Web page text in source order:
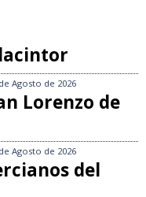
Agosto de 2026
Lorenzo de
Agosto de 2026
del